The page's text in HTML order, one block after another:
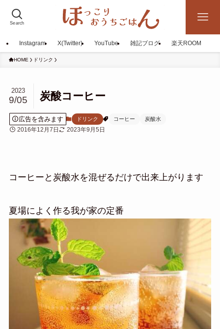
Search
Instagram X(Twitter) YouTube 雑記ブログ 楽天ROOM
HOME ドリンク
炭酸コーヒー
2023
9/05
広告を含みます ドリンク コーヒー 炭酸水
2016年12月7日 2023年9月5日
コーヒーと炭酸水を混ぜるだけで出来上がります
夏場によく作る我が家の定番